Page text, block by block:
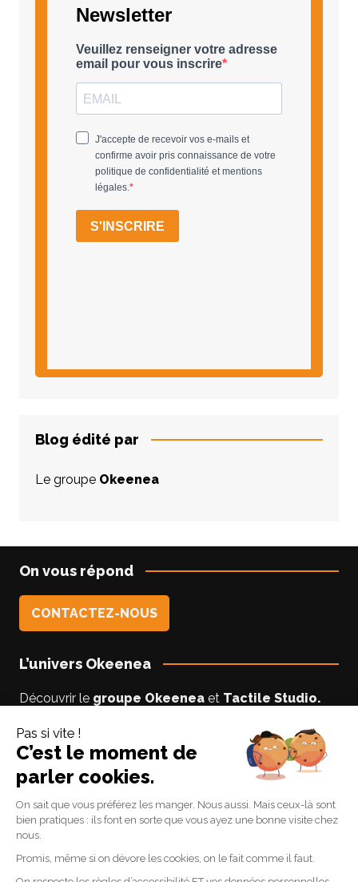
Blog édité par
Le groupe Okeenea
On vous répond
CONTACTEZ-NOUS
L’univers Okeenea
Découvrir le groupe Okeeneaet Tactile Studio.
Vous êtes un usager non-voyant ou malyoyant ?
Suivez le blogAccessibilite-DV
par Lise notre
experte accessibilité.
Suivez-nous
Linkedin